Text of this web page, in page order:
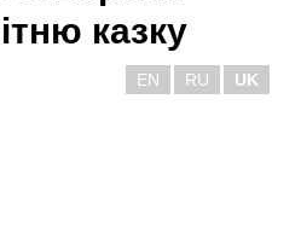
казку
EN RU UK